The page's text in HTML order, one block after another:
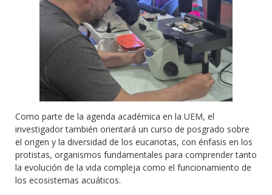
Como parte de la agenda académica en la UEM, el
investigador también orientará un curso de posgrado sobre
el origen y la diversidad de los eucariotas, con énfasis en los
protistas, organismos fundamentales para comprender tanto
la evolución de la vida compleja como el funcionamiento de
los ecosistemas acuáticos.